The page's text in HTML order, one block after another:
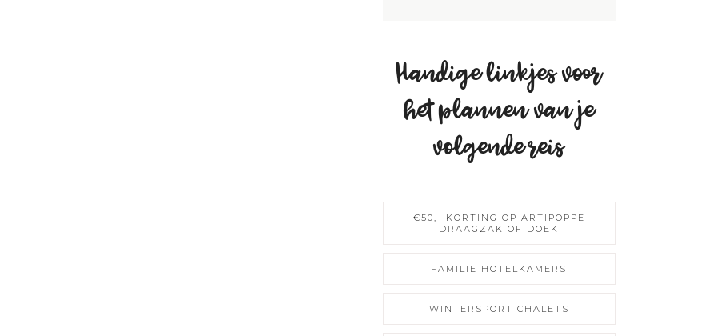
Handige linkjes voor
het plannen van je
volgende reis
€50,- KORTING OP ARTIPOPPE
DRAAGZAK OF DOEK
FAMILIE HOTELKAMERS
WINTERSPORT CHALETS